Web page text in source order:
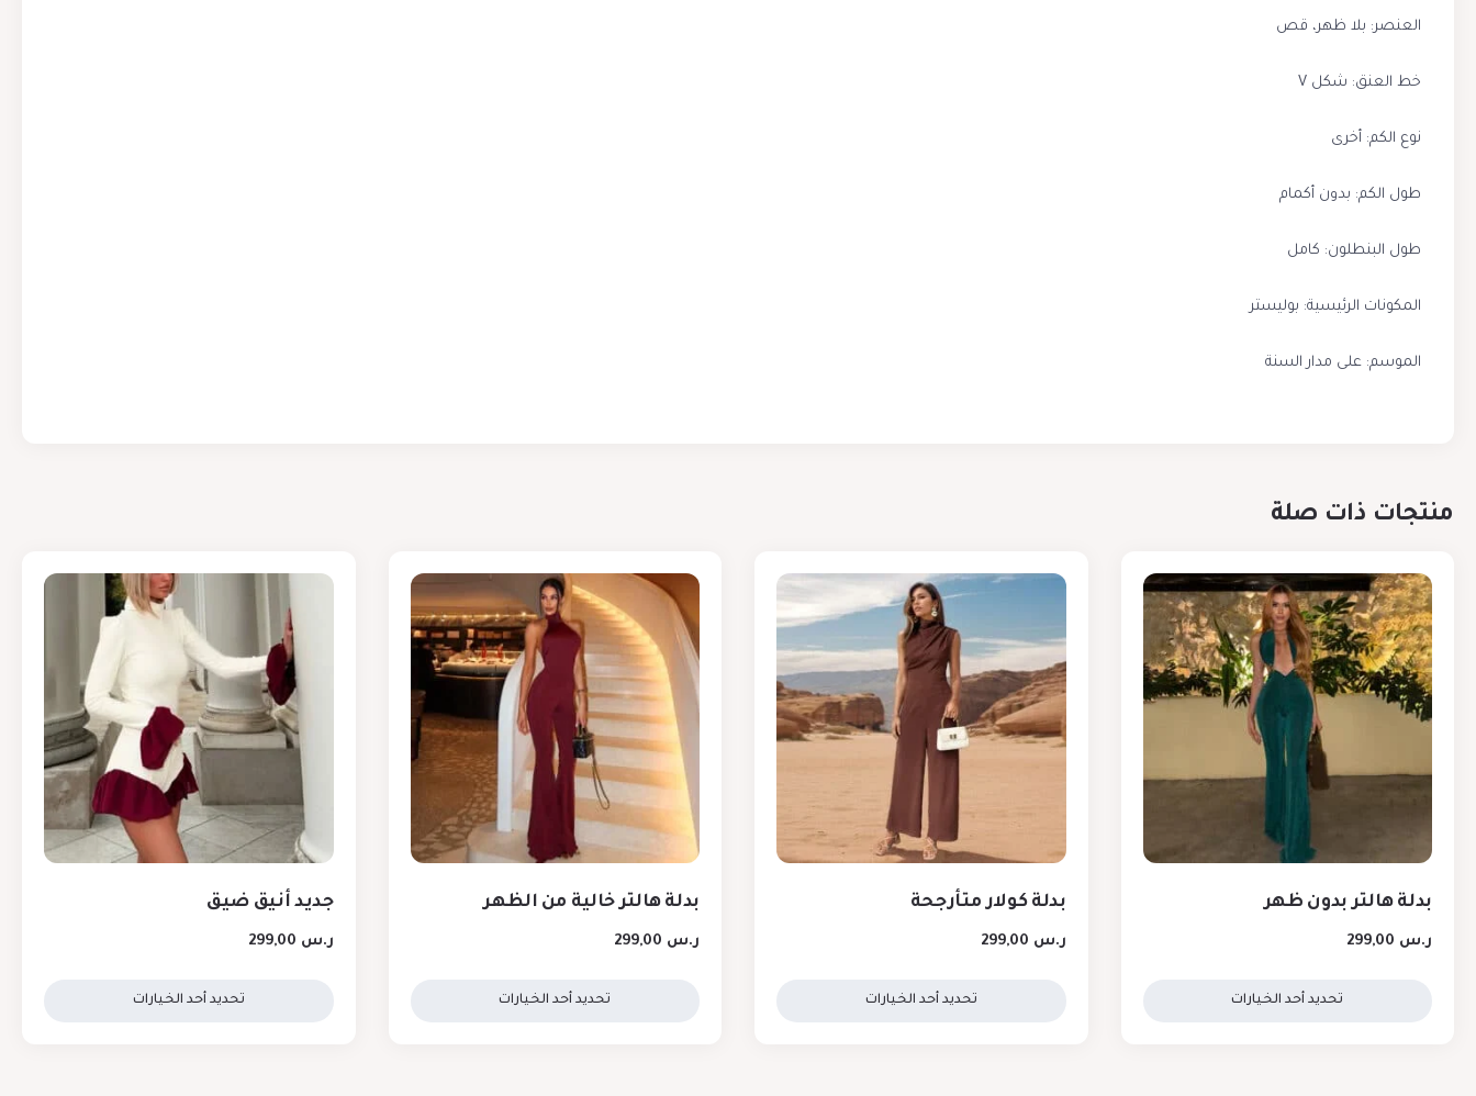
العنصر: بلا ظهر، قص
خط العنق: شكل V
نوع الكم: أخرى
طول الكم: بدون أكمام
طول البنطلون: كامل
المكونات الرئيسية: بوليستر
الموسم: على مدار السنة
منتجات ذات صلة
بدلة هالتر بدون ظهر
ر.س
تحديد أحد الخيارات
بدلة كولار متأرجحة
ر.س
تحديد أحد الخيارات
بدلة هالتر خالية من الظهر
ر.س
تحديد أحد الخيارات
جديد أنيق ضيق
ر.س
تحديد أحد الخيارات